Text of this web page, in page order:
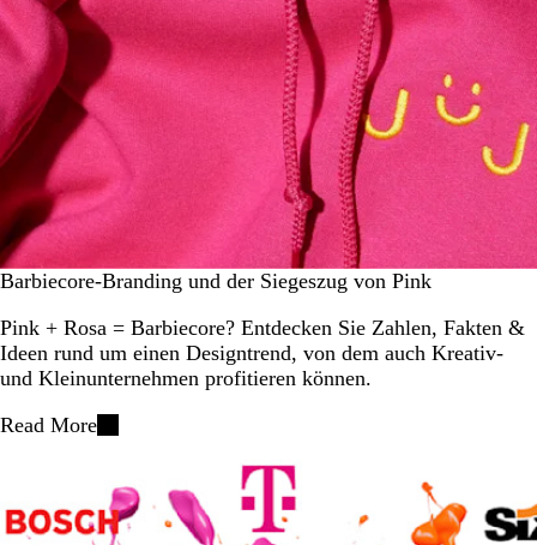
Barbiecore-Branding und der Siegeszug von Pink
Pink + Rosa = Barbiecore? Entdecken Sie Zahlen, Fakten &
Ideen rund um einen Designtrend, von dem auch Kreativ-
und Kleinunternehmen profitieren können.
Read More